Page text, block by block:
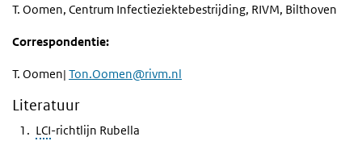
T. Oomen, Centrum Infectieziektebestrijding, RIVM, Bilthoven
Correspondentie:
T. Oomen| Ton.Oomen@rivm.nl
Literatuur
LCI-richtlijn Rubella